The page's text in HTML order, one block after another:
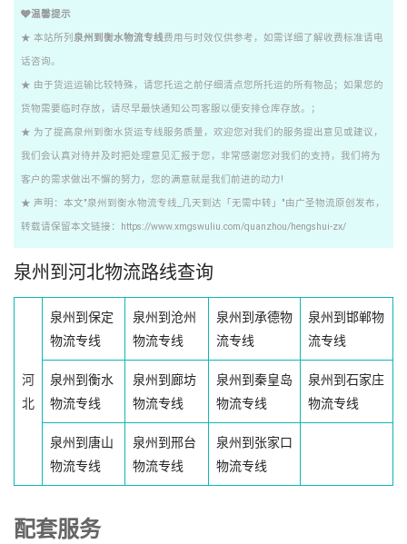
温馨提示
★ 本站所列 泉州到衡水物流专线费用与时效仅供参考，如需详细了解收费标准请电
话咨询。
★ 由于货运运输比较特殊，请您托运之前仔细清点您所托运的所有物品；如果您的
货物需要临时存放，请尽早最快通知公司客服以便安排仓库存放。；
★ 为了提高泉州到衡水货运专线服务质量，欢迎您对我们的服务提出意见或建议，
我们会认真对待并及时把处理意见汇报于您，非常感谢您对我们的支持，我们将为
客户的需求做出不懈的努力，您的满意就是我们前进的动力!
★ 声明：本文"泉州到衡水物流专线_几天到达「无需中转」"由广圣物流原创发布，
转载请保留本文链接：https://www.xmgswuliu.com/quanzhou/hengshui-zx/
泉州到河北物流路线查询
河
北
泉州到保定
物流专线
泉州到沧州
物流专线
泉州到承德物
流专线
泉州到邯郸物
流专线
泉州到衡水
物流专线
泉州到廊坊
物流专线
泉州到秦皇岛
物流专线
泉州到石家庄
物流专线
泉州到唐山
物流专线
泉州到邢台
物流专线
泉州到张家口
物流专线
配套服务